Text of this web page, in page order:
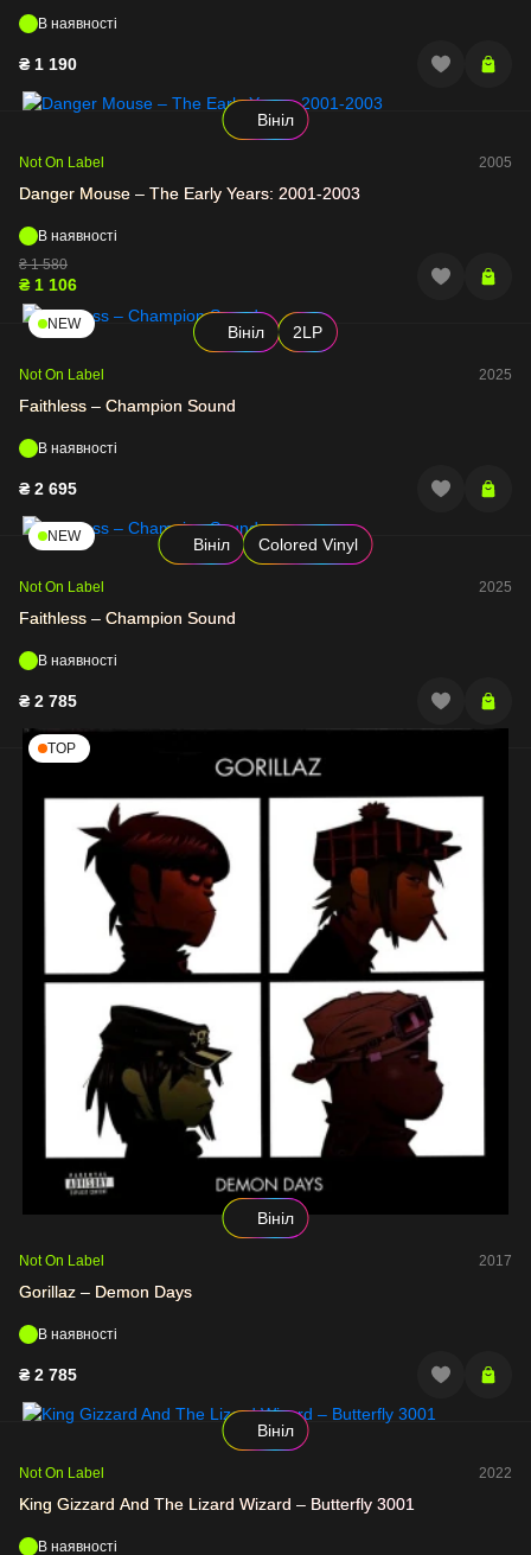
В наявності
₴ 1 190
Вініл
Not On Label 2005
Danger Mouse – The Early Years: 2001-2003
В наявності
₴1 580
₴ 1 106
NEW Вініл 2LP
Not On Label 2025
Faithless – Champion Sound
В наявності
₴ 2 695
NEW Вініл Colored Vinyl
Not On Label 2025
Faithless – Champion Sound
В наявності
₴ 2 785
TOP
Вініл
Not On Label 2017
Gorillaz – Demon Days
В наявності
₴ 2 785
Вініл
Not On Label 2022
King Gizzard And The Lizard Wizard – Butterfly 3001
В наявності